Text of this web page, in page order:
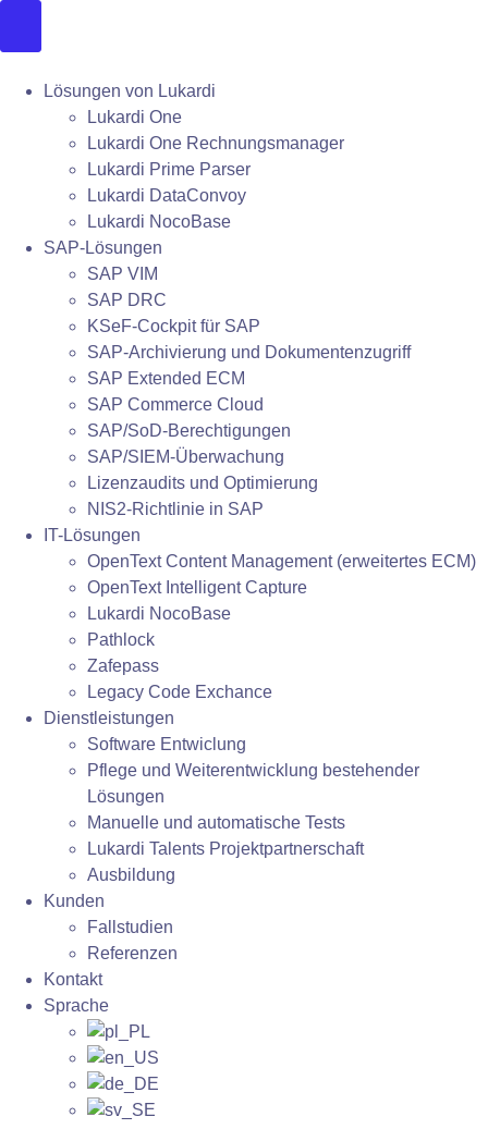
Lösungen von Lukardi
Lukardi One
Lukardi One Rechnungsmanager
Lukardi Prime Parser
Lukardi DataConvoy
Lukardi NocoBase
SAP-Lösungen
SAP VIM
SAP DRC
KSeF-Cockpit für SAP
SAP-Archivierung und Dokumentenzugriff
SAP Extended ECM
SAP Commerce Cloud
SAP/SoD-Berechtigungen
SAP/SIEM-Überwachung
Lizenzaudits und Optimierung
NIS2-Richtlinie in SAP
IT-Lösungen
OpenText Content Management (erweitertes ECM)
OpenText Intelligent Capture
Lukardi NocoBase
Pathlock
Zafepass
Legacy Code Exchance
Dienstleistungen
Software Entwiclung
Pflege und Weiterentwicklung bestehender
Lösungen
Manuelle und automatische Tests
Lukardi Talents Projektpartnerschaft
Ausbildung
Kunden
Fallstudien
Referenzen
Kontakt
Sprache